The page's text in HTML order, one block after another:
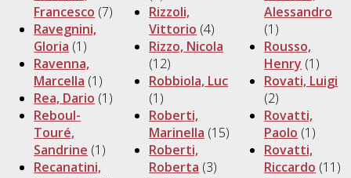
Francesco (7)
Ravegnini,
Gloria (1)
Ravenna,
Marcella (1)
Rea, Dario (1)
Reboul-
Touré,
Sandrine (1)
Recanatini,
Rizzoli,
Vittorio (4)
Rizzo, Nicola
(12)
Robbiola, Luc
(1)
Roberti,
Marinella (15)
Roberti,
Roberta (3)
Alessandro
(1)
Rousso,
Henry (1)
Rovati, Luigi
(2)
Rovatti,
Paolo (1)
Rovatti,
Riccardo (11)